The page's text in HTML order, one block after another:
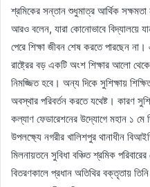
শ্রমিকের সন্তান শুধুমাত্র আর্থিক সক্ষমতা
আরও বলেন, যারা কোনোভাবে বিদ্যালয়ে
পেরে শিক্ষা জীবন শেষ করতে পারছেন
রাষ্ট্রের বড় একটি অংশ শিক্ষার আলো
নিমজ্জিত হবে। অন্য দিকে সুশিক্ষায়
অবস্থার পরিবর্তন করতে যথেষ্ট। কারণ
কল্যাণ ফেডারেশনের উদ্যোগে মহান ১
উপলক্ষ্যে নগরীর খালিশপুর থানাধীন
মিলনায়তনে সুবিধা বঞ্চিত শ্রমিক
বিতরণকালে প্রধান অতিথির বক্তৃতায়